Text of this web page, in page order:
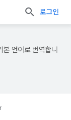
로그인
언어로 번역합니